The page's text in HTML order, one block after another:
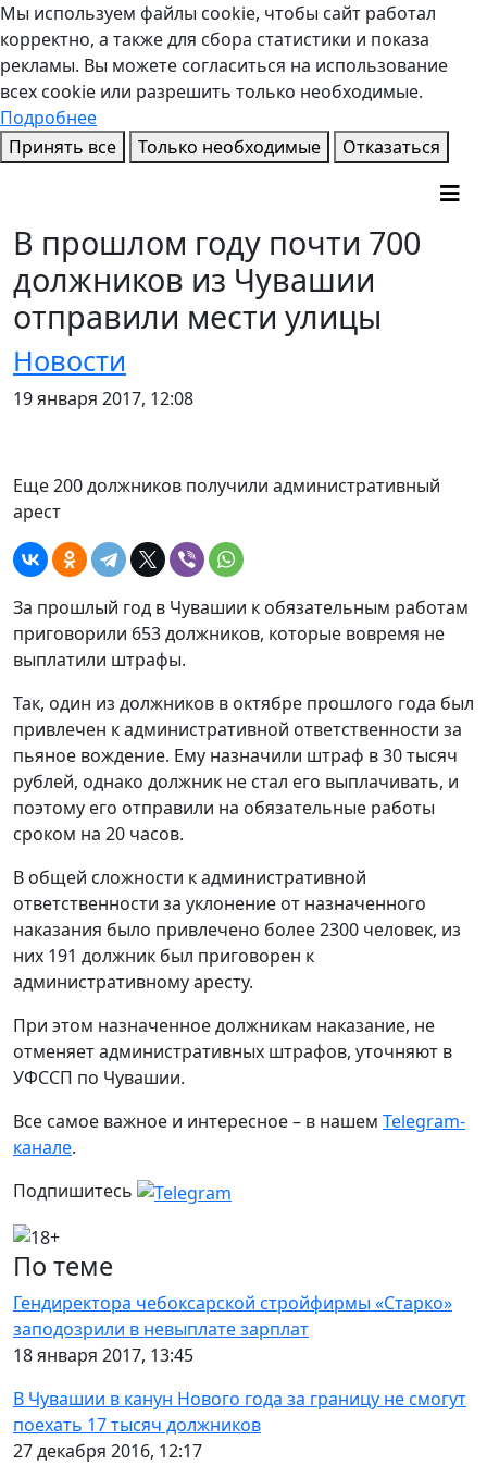
Мы используем файлы cookie, чтобы сайт работал
корректно, а также для сбора статистики и показа
рекламы. Вы можете согласиться на использование
всех cookie или разрешить только необходимые.
Подробнее
Принять все
Только необходимые Отказаться
В прошлом году почти 700
должников из Чувашии
отправили мести улицы
Новости
19 января 2017, 12:08
Еще 200 должников получили административный
арест
За прошлый год в Чувашии к обязательным работам
приговорили 653 должников, которые вовремя не
выплатили штрафы.
Так, один из должников в октябре прошлого года был
привлечен к административной ответственности за
пьяное вождение. Ему назначили штраф в 30 тысяч
рублей, однако должник не стал его выплачивать, и
поэтому его отправили на обязательные работы
сроком на 20 часов.
В общей сложности к административной
ответственности за уклонение от назначенного
наказания было привлечено более 2300 человек, из
них 191 должник был приговорен к
административному аресту.
При этом назначенное должникам наказание, не
отменяет административных штрафов, уточняют в
УФССП по Чувашии.
Все самое важное и интересное – в нашем Telegram-
канале.
Подпишитесь
По теме
Гендиректора чебоксарской стройфирмы «Старко»
заподозрили в невыплате зарплат
18 января 2017, 13:45
В Чувашии в канун Нового года за границу не смогут
поехать 17 тысяч должников
27 декабря 2016, 12:17